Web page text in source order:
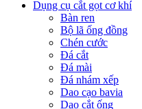
Dụng cụ cắt gọt cơ khí
Bàn ren
Bộ lã ống đồng
Chén cước
Đá cắt
Đá mài
Đá nhám xếp
Dao cạo bavia
Dao cắt ống